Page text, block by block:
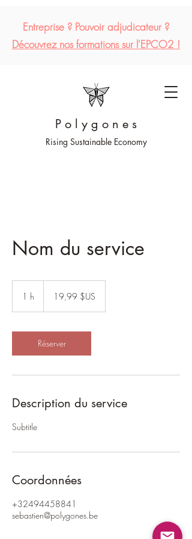
P o l y g o n e s
Rising Sustainable Economy
Entreprise ? Pouvoir adjudicateur ?
Découvreznos formations sur l'EPCO2 !
Nom du service
1 h
Unis
19,99 $US
Réserver
Description du service
Subtitle
Coordonnées
+32494458841
sebastien@polygones.be